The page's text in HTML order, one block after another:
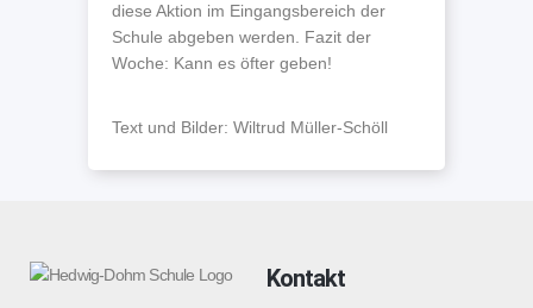
diese Aktion im Eingangsbereich der
Schule abgeben werden. Fazit der
Woche: Kann es öfter geben!
Text und Bilder: Wiltrud Müller-Schöll
Kontakt